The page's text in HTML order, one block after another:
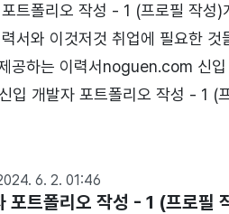
트폴리오 작성 - 1 (프로필 작성)
서와 이것저것 취업에 필요한
공하는 이력서noguen.com 신
입 개발자 포트폴리오 작성 - 1 (
개요포트폴리오를 작성하게 된 계
6. 2. 01:46
포트폴리오 작성 - 1 (프로필